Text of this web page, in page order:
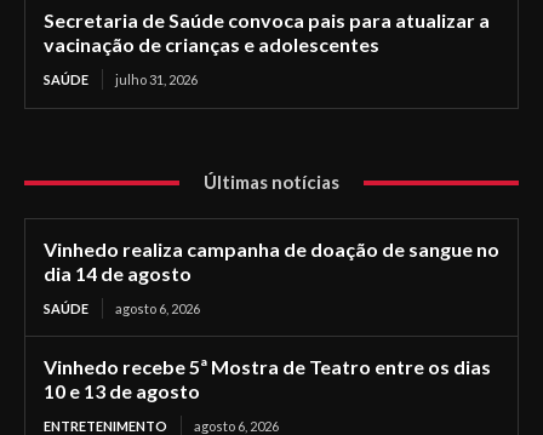
Secretaria de Saúde convoca pais para atualizar a
vacinação de crianças e adolescentes
SAÚDE julho 31, 2026
Últimas notícias
Vinhedo realiza campanha de doação de sangue no
dia 14 de agosto
SAÚDE agosto 6, 2026
Vinhedo recebe 5ª Mostra de Teatro entre os dias
10 e 13 de agosto
ENTRETENIMENTO agosto 6, 2026